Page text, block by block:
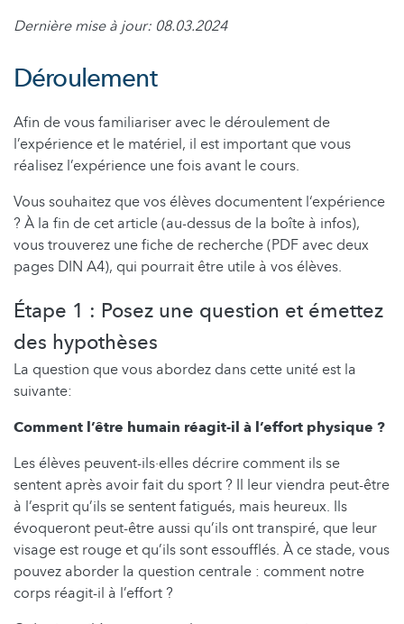
Dernière mise à jour: 08.03.2024
Déroulement
Afin de vous familiariser avec le déroulement de
l’expérience et le matériel, il est important que vous
réalisez l’expérience une fois avant le cours.
Vous souhaitez que vos élèves documentent l‘expérience
? À la fin de cet article (au-dessus de la boîte à infos),
vous trouverez une fiche de recherche (PDF avec deux
pages DIN A4), qui pourrait être utile à vos élèves.
Étape 1 : Posez une question et émettez
des hypothèses
La question que vous abordez dans cette unité est la
suivante:
Comment l’être humain réagit-il à l’effort physique ?
Les élèves peuvent-ils·elles décrire comment ils se
sentent après avoir fait du sport ? Il leur viendra peut-être
à l’esprit qu’ils se sentent fatigués, mais heureux. Ils
évoqueront peut-être aussi qu’ils ont transpiré, que leur
visage est rouge et qu’ils sont essoufflés. À ce stade, vous
pouvez aborder la question centrale : comment notre
corps réagit-il à l’effort ?